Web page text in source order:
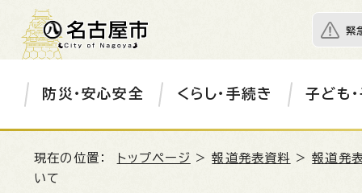
緊
防災・安心安全 くらし・手続き 子ども
現在の位置： トップページ >報道発表資料 >報道発
いて